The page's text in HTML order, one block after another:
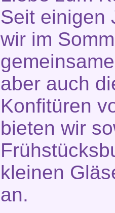
Seit einigen
wir im
aber auch
Konfitüren
bieten wir
kleinen
an.